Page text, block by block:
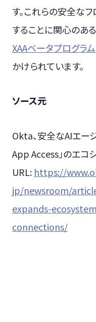
す。これらの安全な
することに関心のあ
XAAベータプログラム
かけられています。
ソース元
Okta、安全なAIエー
App Access」のエコ
URL: https://
jp/newsroom/
expands-
connections/